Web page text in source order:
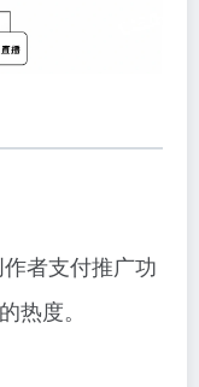
作者支付推广功
热度。